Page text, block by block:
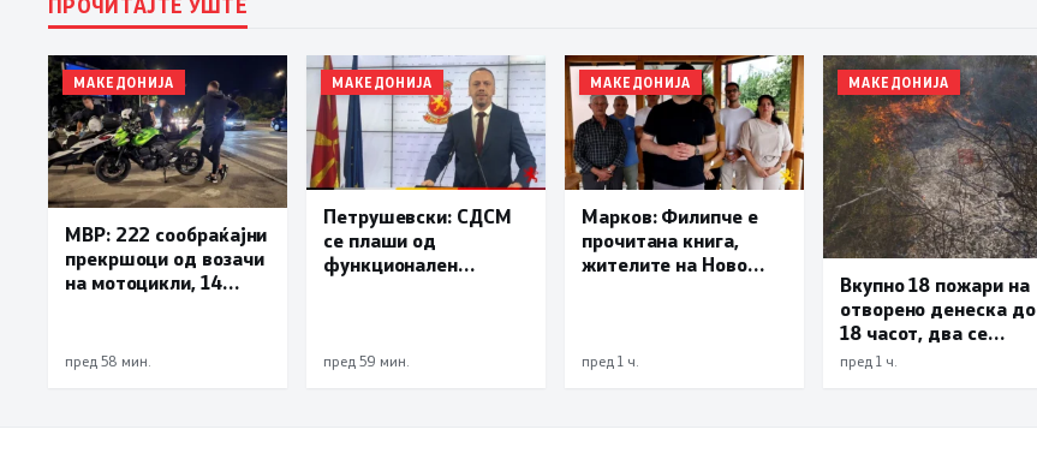
МАКЕДОНИЈА
МВР: 222 сообраќајни
прекршоци од возачи
на мотоцикли, 14
пред 58 мин.
МАКЕДОНИЈА
Петрушевски: СДСМ
се плаши од
функционален
функционираат
пред 59 мин.
МАКЕДОНИЈА
Марков: Филипче е
прочитана книга,
жителите на Ново
политиката на тензии
пред 1 ч.
МАКЕДОНИЈА
Вкупно 18 пожари на
отворено денеска до
18 часот, два се
активни
пред 1 ч.